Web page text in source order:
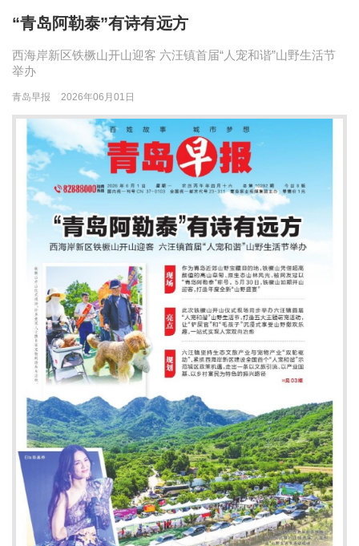
“青岛阿勒泰”有诗有远方
西海岸新区铁橛山开山迎客 六汪镇首届“人宠和谐”山野生活节
举办
青岛早报 2026年06月01日